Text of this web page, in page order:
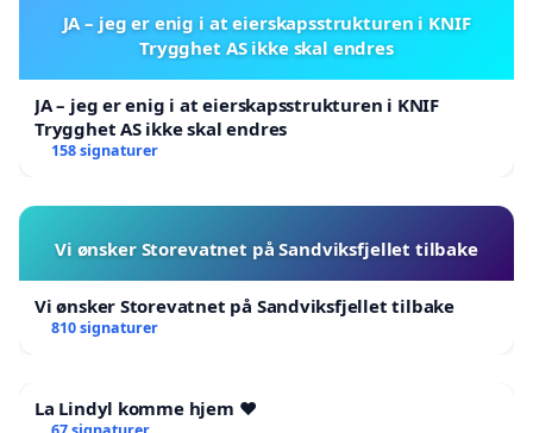
JA – jeg er enig i at eierskapsstrukturen i KNIF
Trygghet AS ikke skal endres
JA – jeg er enig i at eierskapsstrukturen i KNIF
Trygghet AS ikke skal endres
158 signaturer
Vi ønsker Storevatnet på Sandviksfjellet tilbake
Vi ønsker Storevatnet på Sandviksfjellet tilbake
810 signaturer
La Lindyl komme hjem ❤️